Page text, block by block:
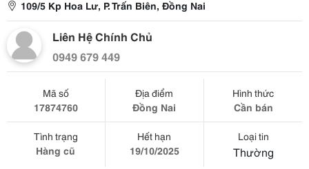
109/5 Kp Hoa Lư, P. Trấn Biên, Đồng Nai
Liên Hệ Chính Chủ
0949 679 449
Mã số
17874760
Địa điểm
Đồng Nai
Hình thức
Cần bán
Tình trạng
Hàng cũ
Hết hạn
19/10/2025
Loại tin
Thường